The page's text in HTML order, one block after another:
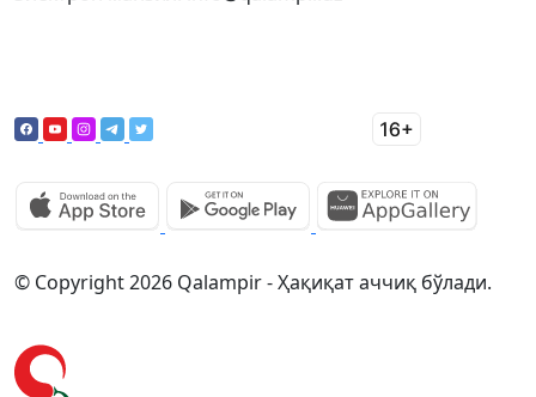
© Copyright 2026 Qalampir - Ҳақиқат аччиқ бўлади.